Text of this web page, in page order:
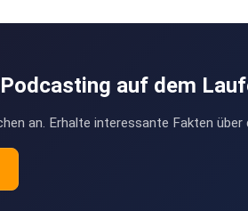
auf dem
an. Erhalte interessante Fakten